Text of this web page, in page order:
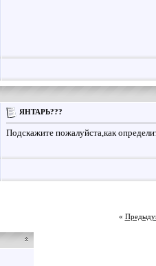
ЯНТАРЬ???
Подскажите пожалуйста,как
«